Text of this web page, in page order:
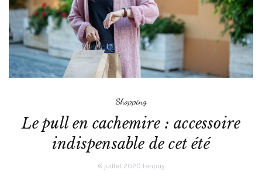
Shopping
Le pull en cachemire : accessoire
indispensable de cet été
6 juillet 2020 tanpuy